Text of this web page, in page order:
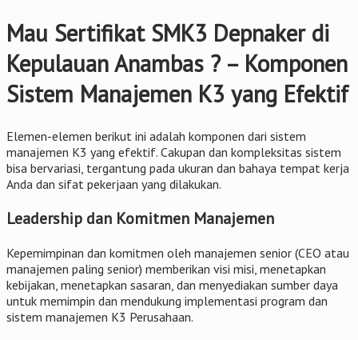
Mau Sertifikat SMK3 Depnaker di
Kepulauan Anambas ? – Komponen
Sistem Manajemen K3 yang Efektif
Elemen-elemen berikut ini adalah komponen dari sistem
manajemen K3 yang efektif. Cakupan dan kompleksitas sistem
bisa bervariasi, tergantung pada ukuran dan bahaya tempat kerja
Anda dan sifat pekerjaan yang dilakukan.
Leadership dan Komitmen Manajemen
Kepemimpinan dan komitmen oleh manajemen senior (CEO atau
manajemen paling senior) memberikan visi misi, menetapkan
kebijakan, menetapkan sasaran, dan menyediakan sumber daya
untuk memimpin dan mendukung implementasi program dan
sistem manajemen K3 Perusahaan.